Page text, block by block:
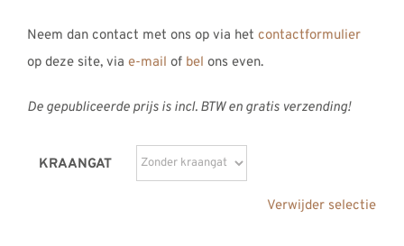
Neem dan contact met ons op via het contactformulier
op deze site, via e-mail of bel ons even.
De gepubliceerde prijs is incl. BTW en gratis verzending!
KRAANGAT
Verwijder selectie